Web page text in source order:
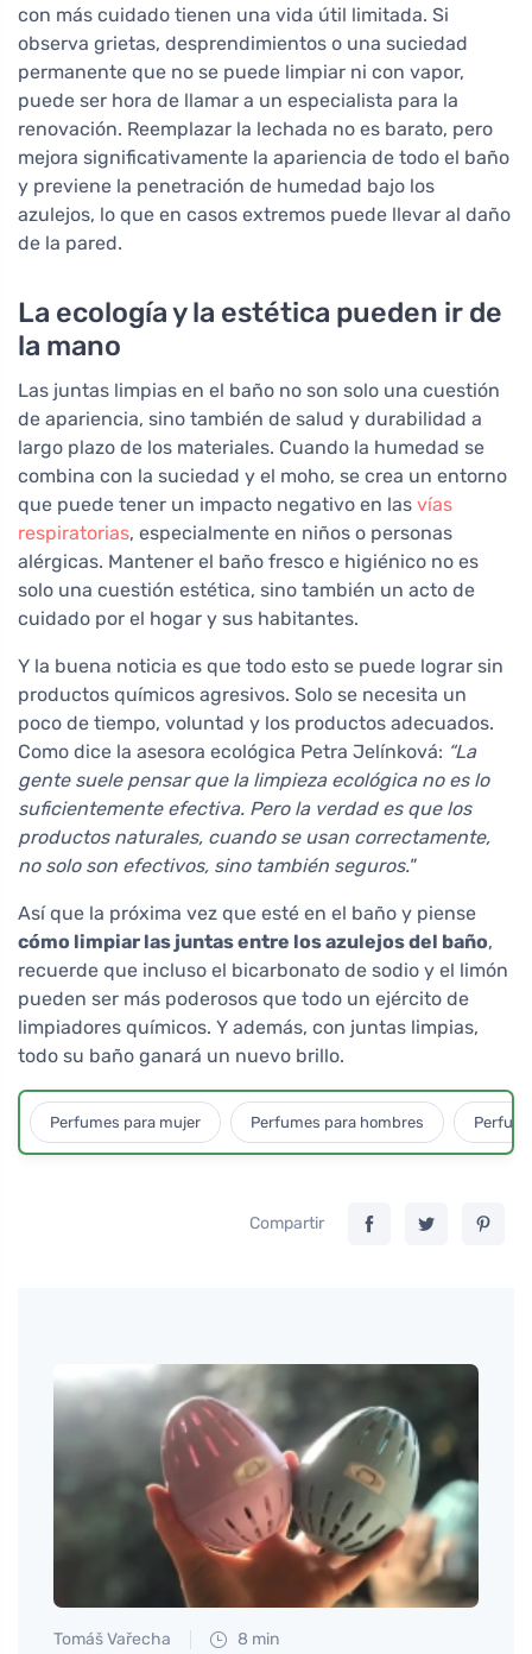
con más cuidado tienen una vida útil limitada. Si
observa grietas, desprendimientos o una suciedad
permanente que no se puede limpiar ni con vapor,
puede ser hora de llamar a un especialista para la
renovación. Reemplazar la lechada no es barato, pero
mejora significativamente la apariencia de todo el baño
y previene la penetración de humedad bajo los
azulejos, lo que en casos extremos puede llevar al daño
de la pared.
La ecología y la estética pueden ir de
la mano
Las juntas limpias en el baño no son solo una cuestión
de apariencia, sino también de salud y durabilidad a
largo plazo de los materiales. Cuando la humedad se
combina con la suciedad y el moho, se crea un entorno
que puede tener un impacto negativo en las vías
respiratorias, especialmente en niños o personas
alérgicas. Mantener el baño fresco e higiénico no es
solo una cuestión estética, sino también un acto de
cuidado por el hogar y sus habitantes.
Y la buena noticia es que todo esto se puede lograr sin
productos químicos agresivos. Solo se necesita un
poco de tiempo, voluntad y los productos adecuados.
Como dice la asesora ecológica Petra Jelínková: “La
gente suele pensar que la limpieza ecológica no es lo
suficientemente efectiva. Pero la verdad es que los
productos naturales, cuando se usan correctamente,
no solo son efectivos, sino también seguros."
Así que la próxima vez que esté en el baño y piense
cómo limpiar las juntas entre los azulejos del baño,
recuerde que incluso el bicarbonato de sodio y el limón
pueden ser más poderosos que todo un ejército de
limpiadores químicos. Y además, con juntas limpias,
todo su baño ganará un nuevo brillo.
Perfumes para mujer Perfumes para hombres
Compartir
Tomáš Vařecha 8 min